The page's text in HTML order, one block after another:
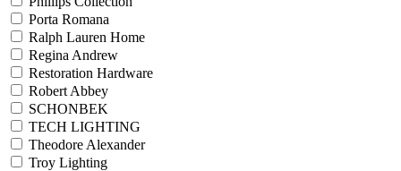
Porta Romana
Ralph Lauren Home
Regina Andrew
Restoration Hardware
Robert Abbey
SCHONBEK
TECH LIGHTING
Theodore Alexander
Troy Lighting